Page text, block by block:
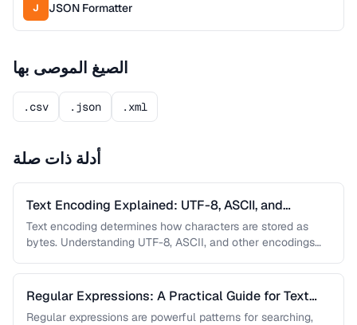
J JSON Formatter
الصيغ الموصى بها
.csv .json .xml
أدلة ذات صلة
Text Encoding Explained: UTF-8, ASCII, and
Beyond
Text encoding determines how characters are stored as
bytes. Understanding UTF-8, ASCII, and other encodings
Regular Expressions: A Practical Guide for Text
Processing
Regular expressions are powerful patterns for searching,